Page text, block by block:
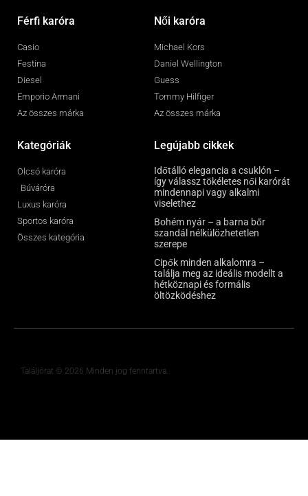
Férfi karóra
Casio
Festina
Diesel
Emporio Armani
Az összes márka
Női karóra
Michael Kors
Daniel Wellington
Guess
Tommy Hilfiger
Az összes márka
Kategóriák
Olcsó karóra
Búváróra
Luxus karóra
Sportos karóra
Összes kategória
Legújabb cikkek
Időtálló elegancia a csuklón –
így válassz tökéletes női karórát
mindennapi vagy alkalmi
viselethez
Bohém nyár – a barna bőr
szandál nélkülözhetetlen
szerepe
Cipők minden alkalomra –
találja meg az ideális modellt a
hétköznapi és formális
öltözködéshez
Találjórat © 2026 Minden jog fenntartva.